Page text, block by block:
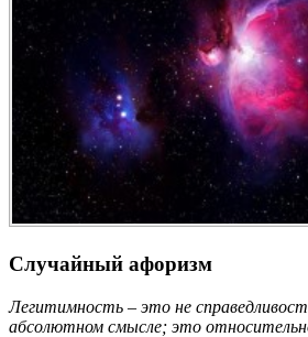
Случайный афоризм
Легитимность – это не
абсолютном смысле; это